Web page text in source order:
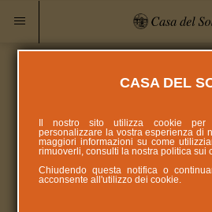
CASA DEL
Il nostro sito utilizza cookie per
personalizzare la vostra esperienza di
maggiori informazioni su come
rimuoverli, consulti la nostra politica sui
Chiudendo questa notifica o
acconsente all'utilizzo dei cookie.